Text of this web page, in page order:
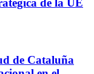
de la UE
de Cataluña